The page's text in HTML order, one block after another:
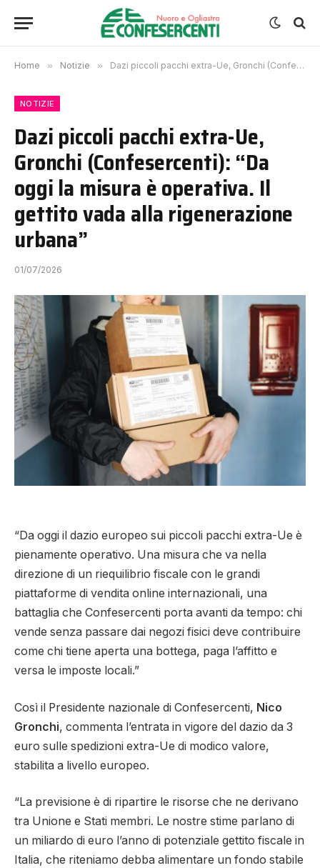
Home » Notizie » Dazi piccoli pacchi extra-Ue, Gronchi (Confesercenti): “Da oggi la misura è operativa. Il gettito vada alla rigenerazione urbana”
NOTIZIE
Dazi piccoli pacchi extra-Ue,
Gronchi (Confesercenti): “Da
oggi la misura è operativa. Il
gettito vada alla rigenerazione
urbana”
01/07/2026
“Da oggi il dazio europeo sui piccoli pacchi extra-Ue è
pienamente operativo. Una misura che va nella
direzione di un riequilibrio fiscale con le grandi
piattaforme di vendita online internazionali, una
battaglia che Confesercenti porta avanti da tempo: chi
vende senza passare dai negozi fisici deve contribuire
come chi tiene aperta una bottega, paga l’affitto e
versa le imposte locali.”
Così il Presidente nazionale di Confesercenti, Nico
Gronchi, commenta l’entrata in vigore del dazio da 3
euro sulle spedizioni extra-Ue di modico valore,
stabilita a livello europeo.
“La previsione è di ripartire le risorse che ne derivano
tra Unione e Stati membri. Le nostre stime parlano di
un miliardo di euro l’anno di potenziale gettito fiscale in
Italia, che riteniamo debba alimentare un fondo stabile